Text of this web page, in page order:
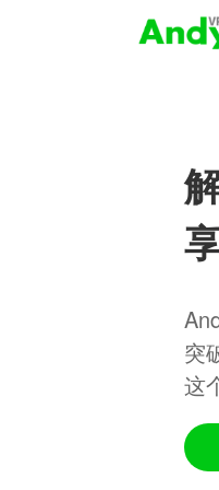
突
这